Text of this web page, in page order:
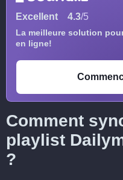
Excellent 4.3/5
La meilleure solution
en ligne!
Comment
playlist
?